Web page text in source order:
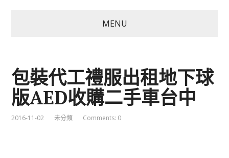
MENU
包裝代工禮服出租地下球
版AED收購二手車台中
2016-11-02 未分類 Comments: 0